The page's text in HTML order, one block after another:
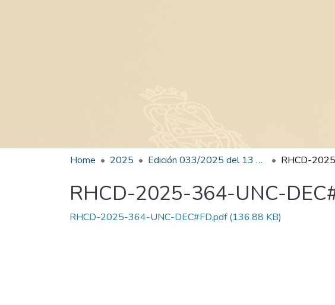
Home 2025 Edición 033/2025 del 13 de agosto de 2025
RHCD-2025-364-UNC-
RHCD-2025-364-UNC-DEC#FD.pdf(136.88 KB)